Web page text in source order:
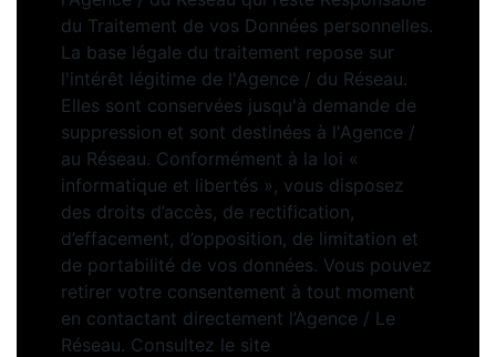
du Traitement de vos Données personnelles.
La base légale du traitement repose sur
l'intérêt légitime de l'Agence / du Réseau.
Elles sont conservées jusqu'à demande de
suppression et sont destinées à l'Agence /
au Réseau. Conformément à la loi «
informatique et libertés », vous disposez
des droits d’accès, de rectification,
d’effacement, d’opposition, de limitation et
de portabilité de vos données. Vous pouvez
retirer votre consentement à tout moment
en contactant directement l’Agence / Le
Réseau. Consultez le site